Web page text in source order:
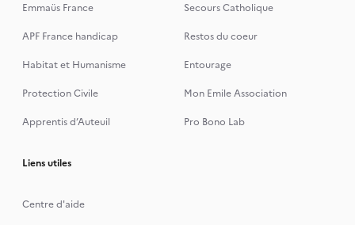
Emmaüs France
Secours Catholique
APF France handicap
Restos du coeur
Habitat et Humanisme
Entourage
Protection Civile
Mon Emile Association
Apprentis d’Auteuil
Pro Bono Lab
Liens utiles
Centre d'aide